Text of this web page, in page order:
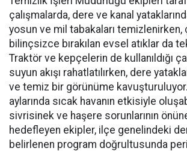
çalışmalarda, dere ve kanal
yosun ve mil tabakaları temizlenirken,
bilinçsizce bırakılan evsel atıklar da
Traktör ve kepçelerin de kullanıldığı
suyun akışı rahatlatılırken, dere
ve temiz bir görünüme
aylarında sıcak havanın etkisiyle
sivrisinek ve haşere sorunlarının
hedefleyen ekipler, ilçe genelindeki
belirlenen program doğrultusunda